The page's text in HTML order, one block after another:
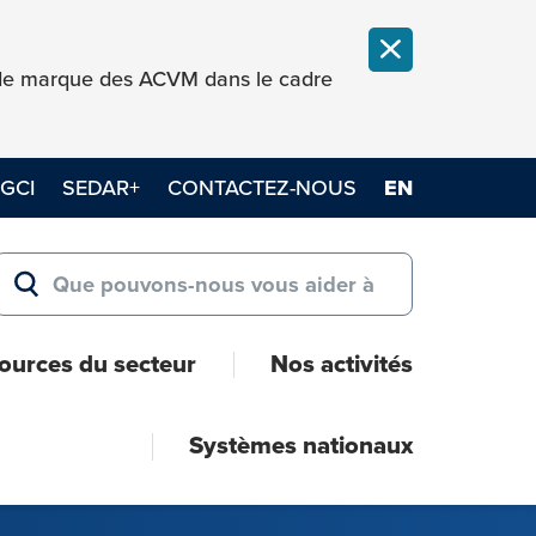
marque des ACVM dans le cadre FERMER LA
GCI SEDAR+ CONTACTEZ-NOUS EN
for:
RECHERCHER
du secteur Nos activités
Systèmes nationaux